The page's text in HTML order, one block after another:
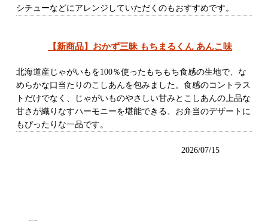
シチューなどにアレンジしていただくのもおすすめです。
【新商品】おかず三昧 もちまるくん あんこ味
北海道産じゃがいもを100％使ったもちもち食感の生地で、な
めらかな口当たりのこしあんを包みました。食感のコントラス
トだけでなく、じゃがいものやさしい甘みとこしあんの上品な
甘さが織りなすハーモニーを堪能できる、お弁当のデザートに
もぴったりな一品です。
2026/07/15